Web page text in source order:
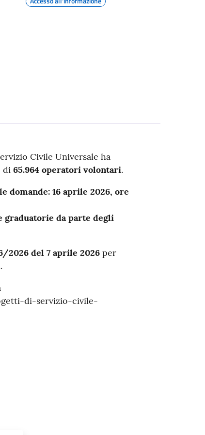
Civile Universale ha
di 65.964 operatori volontari.
domande: 16 aprile 2026, ore
graduatorie da parte degli
2026 del 7 aprile 2026per
di-servizio-civile-